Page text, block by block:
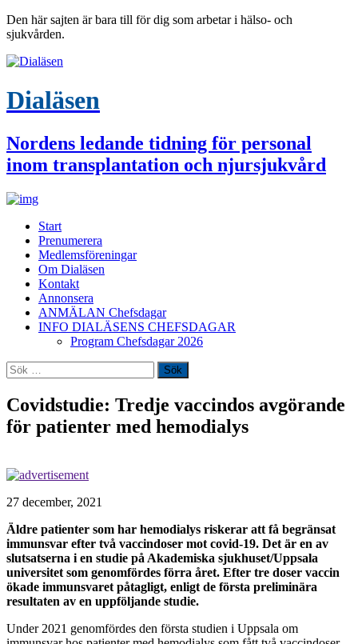
Den här sajten är bara till för dig som arbetar i hälso- och
sjukvården.
Dialäsen
Nordens ledande tidning för personal
inom transplantation och njursjukvård
Start
Prenumerera
Medlemsföreningar
Om Dialäsen
Kontakt
Annonsera
ANMÄLAN Chefsdagar
INFO DIALÄSENS CHEFSDAGAR
Program Chefsdagar 2026
Sök
efter:
Covidstudie: Tredje vaccindos avgörande
för patienter med hemodialys
27 december, 2021
Äldre patienter som har hemodialys riskerar att få begränsat
immunsvar efter två vaccindoser mot covid-19. Det är en av
slutsatserna i en studie på Akademiska sjukhuset/Uppsala
universitet som genomfördes förra året. Efter tre doser vaccin
ökade immunsvaret påtagligt, enligt de första preliminära
resultaten av en uppföljande studie.
Under 2021 genomfördes den första studien i Uppsala om